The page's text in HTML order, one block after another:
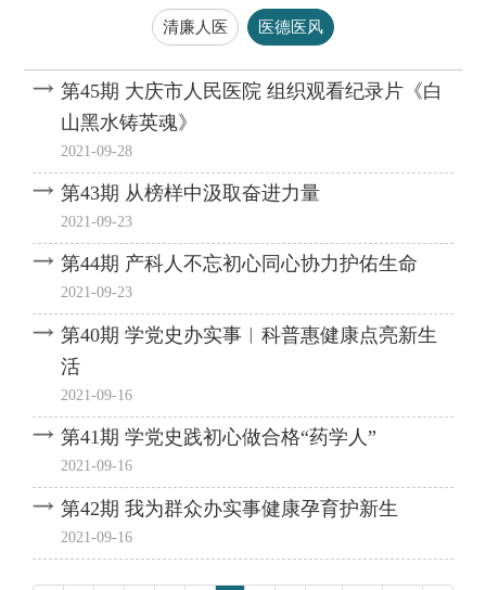
清廉人医 医德医风
第45期 大庆市人民医院 组织观看纪录片《白
山黑水铸英魂》
2021-09-28
第43期 从榜样中汲取奋进力量
2021-09-23
第44期 产科人不忘初心同心协力护佑生命
2021-09-23
第40期 学党史办实事︱科普惠健康点亮新生
活
2021-09-16
第41期 学党史践初心做合格“药学人”
2021-09-16
第42期 我为群众办实事健康孕育护新生
2021-09-16